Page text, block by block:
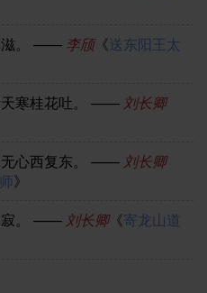
。 —— 李颀《送东阳王太
寒桂花吐。 —— 刘长卿
心西复东。 —— 刘长卿
》
。 —— 刘长卿《寄龙山道